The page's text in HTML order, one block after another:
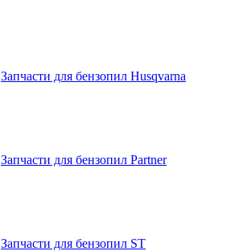
Запчасти для бензопил Husqvarna
Запчасти для бензопил Partner
Запчасти для бензопил ST